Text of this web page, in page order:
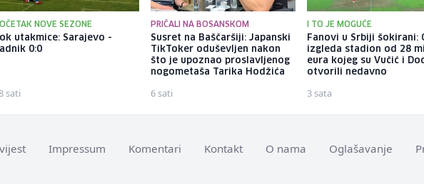
NOVE SEZONE
utakmice: Sarajevo -
0:0
sati
PRIČALI NA BOSANSKOM
Susret na Baščaršiji: Japanski
TikToker oduševljen nakon
što je upoznao proslavljenog
nogometaša Tarika Hodžića
6 sati
I TO JE MOGUĆE
Fanovi u Srbiji šokirani:
izgleda stadion od 28
eura kojeg su Vučić i
otvorili nedavno
3 sata
Impressum Komentari Kontakt O nama Oglašavanje